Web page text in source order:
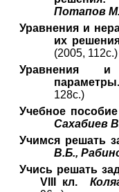
Потапов
Уравнения и
их
(2005, 112с.)
Уравнения и
128с.)
Учебное
Сахабиев
Учимся решать
В.Б.,
Учись решать
VIII кл.